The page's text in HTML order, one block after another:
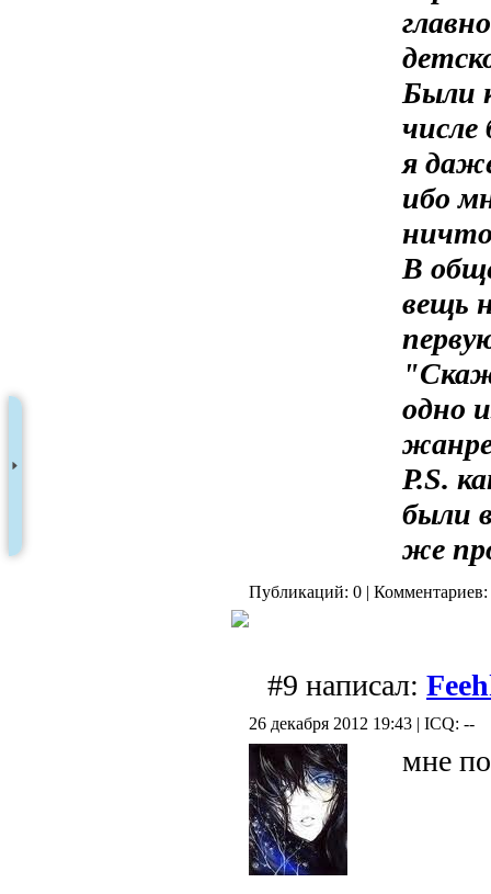
Были
я
ибо
В
вещь
одно
P.S.
были
же
Публикаций: 0 | Комментариев:
#9 написал:
26 декабря 2012 19:43 | ICQ: --
мне